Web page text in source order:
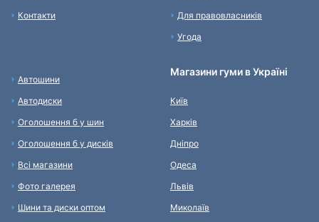
Контакти
Для правовласників
Угода
Автошини
Автодиски
Оголошення б у шин
Оголошення б у дисків
Всі магазини
Фото галерея
Шини та диски оптом
Магазини гуми в Україні
Київ
Харків
Дніпро
Одеса
Львів
Миколаїв